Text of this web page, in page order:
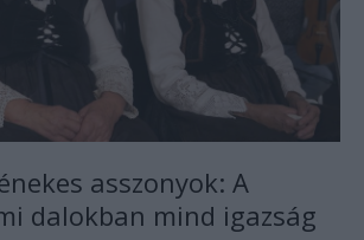
asszonyok: A
dalokban mind igazság